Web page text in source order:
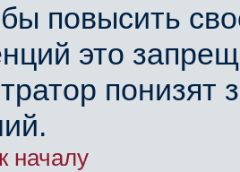
повысить
это
понизят
началу